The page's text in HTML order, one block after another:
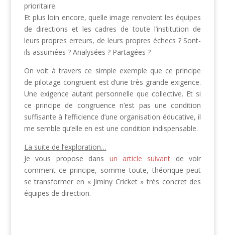
prioritaire.
Et plus loin encore, quelle image renvoient les équipes
de directions et les cadres de toute l’institution de
leurs propres erreurs, de leurs propres échecs ? Sont-
ils assumées ? Analysées ? Partagées ?
On voit à travers ce simple exemple que ce principe
de pilotage congruent est d’une très grande exigence.
Une exigence autant personnelle que collective. Et si
ce principe de congruence n’est pas une condition
suffisante à l’efficience d’une organisation éducative, il
me semble qu’elle en est une condition indispensable.
La suite de l’exploration…
Je vous propose dans un article suivant de voir
comment ce principe, somme toute, théorique peut
se transformer en « Jiminy Cricket » très concret des
équipes de direction.